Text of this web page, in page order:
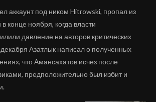
аккаунт под ником Hitrowski, пропал из
конце ноября, когда власти
давление на авторов критических
Азатлык написал о полученных
что Амансахатов исчез после
предположительно был избит и